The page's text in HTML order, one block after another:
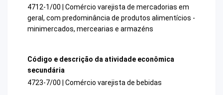
4712-1/00 | Comércio varejista de mercadorias em
geral, com predominância de produtos alimentícios -
minimercados, mercearias e armazéns
Código e descrição da atividade econômica
secundária
4723-7/00 | Comércio varejista de bebidas